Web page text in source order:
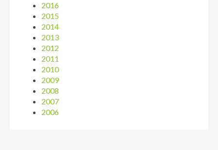
2016
2015
2014
2013
2012
2011
2010
2009
2008
2007
2006